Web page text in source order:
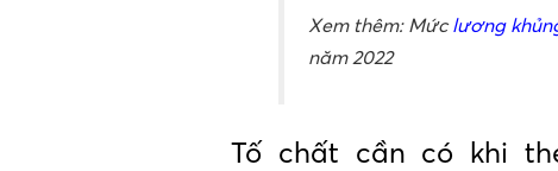
Xem thêm: Mứclương
năm 2022
Tố chất cần có khi